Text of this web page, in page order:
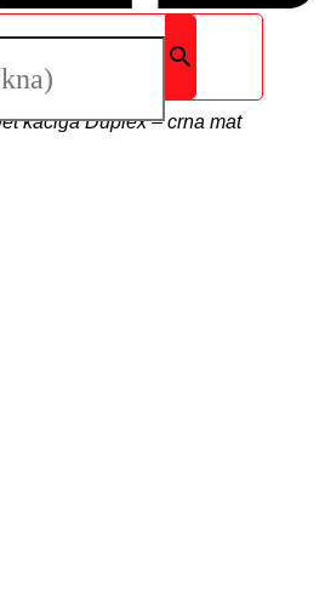
kaciga Duplex – crna mat